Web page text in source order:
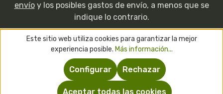
envíoy los posibles gastos de envío, a menos que se
indique lo contrario.
Este sitio web utiliza cookies para garantizar la mejor
experiencia posible. Más información...
Rechazar
Configurar
Aceptar todas las cookies